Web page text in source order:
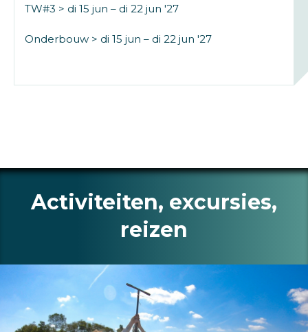
TW#3 > di 15 jun – di 22 jun '27
Onderbouw > di 15 jun – di 22 jun '27
Activiteiten, excursies,
reizen